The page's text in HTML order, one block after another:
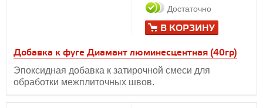
Добавка к фуге Диамант люминесцентная (40гр)
Эпоксидная добавка к затирочной смеси для
обработки межплиточных швов.
Достаточно
В КОРЗИНУ